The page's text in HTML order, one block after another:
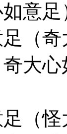
意足
（
大
（